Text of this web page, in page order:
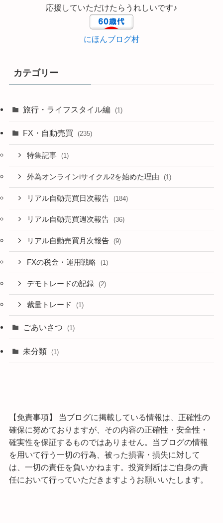
応援していただけたらうれしいです♪
にほんブログ村
カテゴリー
旅行・ライフスタイル編 (1)
FX・自動売買 (235)
特集記事 (1)
外為オンラインiサイクル2を始めた理由 (1)
リアル自動売買日次報告 (184)
リアル自動売買週次報告 (36)
リアル自動売買月次報告 (9)
FXの税金・運用戦略 (1)
デモトレードの記録 (2)
裁量トレード (1)
ごあいさつ (1)
未分類 (1)
【免責事項】 当ブログに掲載している情報は、正確性の
確保に努めておりますが、その内容の正確性・安全性・
確実性を保証するものではありません。当ブログの情報
を用いて行う一切の行為、被った損害・損失に対して
は、一切の責任を負いかねます。投資判断はご自身の責
任において行っていただきますようお願いいたします。